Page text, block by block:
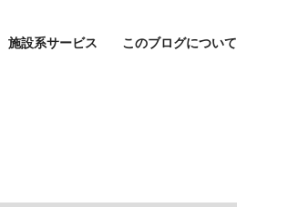
施設系サービス このブログについて